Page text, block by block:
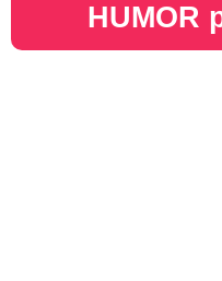
HUMOR